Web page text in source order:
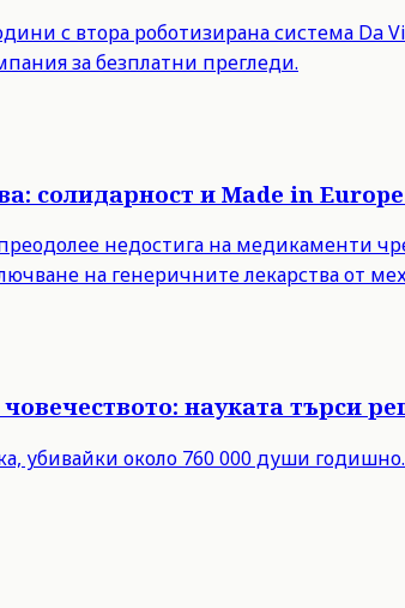
с втора роботизирана система
за безплатни прегледи.
солидарност и Made in
недостига на медикаменти
на генеричните лекарства от
науката търси
убивайки около 760 000 души